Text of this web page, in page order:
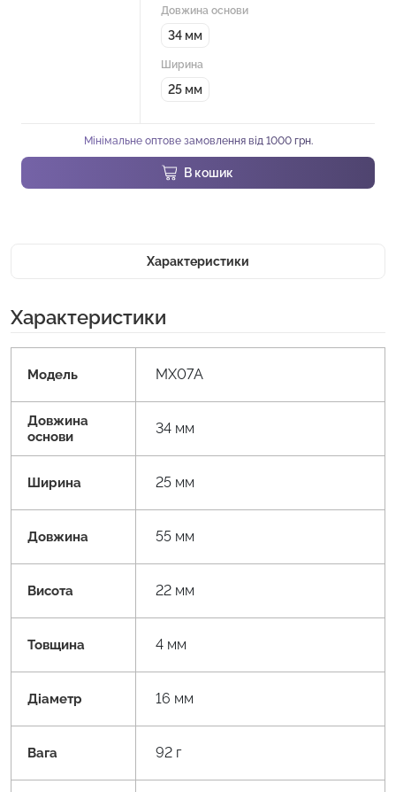
Довжина основи
34 мм
Ширина
25 мм
Мінімальне оптове замовлення від 1000 грн.
В кошик
Характеристики
Характеристики
Модель MX07A
Довжина
основи
34 мм
Ширина 25 мм
Довжина 55 мм
Висота 22 мм
Товщина 4 мм
Діаметр 16 мм
Вага 92 г